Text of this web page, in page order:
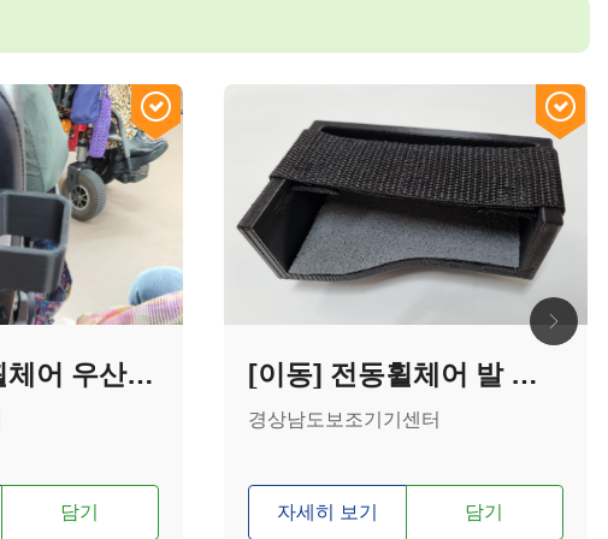
[이동] 전동휠체어 우산 꽂이
담기
[이동] 전동휠체어 발 조이스틱
경상남도보조기기센터
자세히 보기 담기